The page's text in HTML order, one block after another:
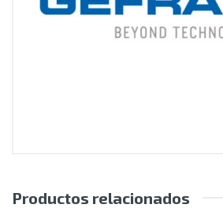
Productos relacionados